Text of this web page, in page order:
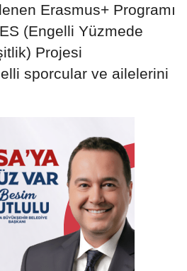
Erasmus+ Programı
(Engelli Yüzmede
Projesi
sporcular ve ailelerini